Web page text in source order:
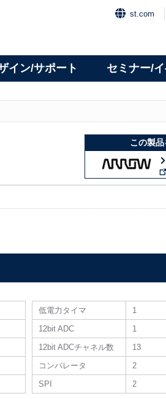
st.com
イン/サポート セミナー/
この製
低電力タイマ
1
12bit ADC
1
12bit ADCチャネル数
13
コンパレータ
2
SPI
2